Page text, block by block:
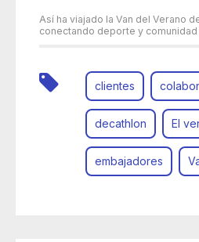
Así ha viajado la Van del Verano
conectando deporte y comunidad
clientes
decathlon El
embajadores